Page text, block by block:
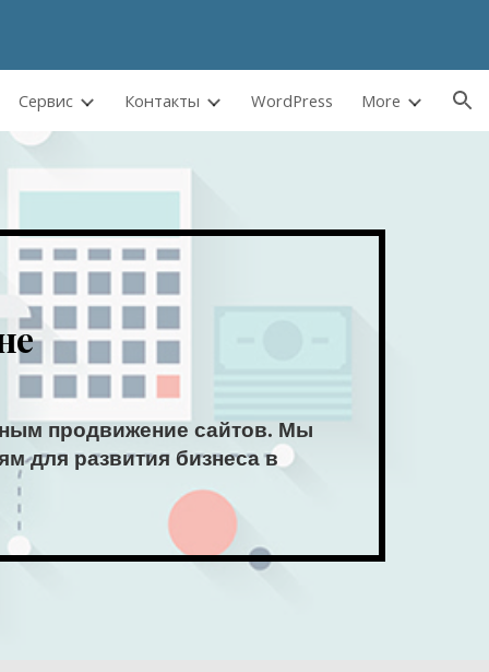
Сервис Контакты WordPress More
продвижение сайтов. Мы
для развития бизнеса в